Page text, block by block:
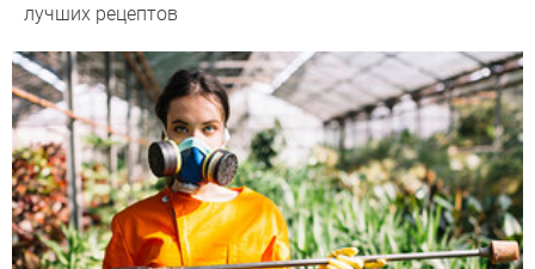
лучших рецептов